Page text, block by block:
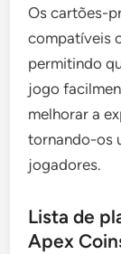
Os cartões-
compatíveis
permitindo
jogo
melhorar a
tornando-os
jogadores.
Lista de
Apex